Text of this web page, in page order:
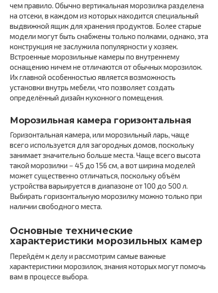
чем правило. Обычно вертикальная морозилка разделена
на отсеки, в каждом из которых находится специальный
выдвижной ящик для хранения продуктов. Более старые
модели могут быть снабжены только полками, однако, эта
конструкция не заслужила популярности у хозяек.
Встроенные морозильные камеры по внутреннему
оснащению ничем не отличаются от обычных морозилок.
Их главной особенностью является возможность
установки внутрь мебели, что позволяет создать
определённый дизайн кухонного помещения.
Морозильная камера горизонтальная
Горизонтальная камера, или морозильный ларь, чаще
всего используется для загородных домов, поскольку
занимает значительно больше места. Чаще всего высота
такой морозилки − 45 до 156 см, а вот ширина моделей
может существенно отличаться, поскольку объём
устройства варьируется в диапазоне от 100 до 500 л.
Выбирать горизонтальную морозилку можно только при
наличии свободного места.
Основные технические
характеристики морозильных камер
Перейдём к делу и рассмотрим самые важные
характеристики морозилок, знания которых могут помочь
вам в процессе выбора.